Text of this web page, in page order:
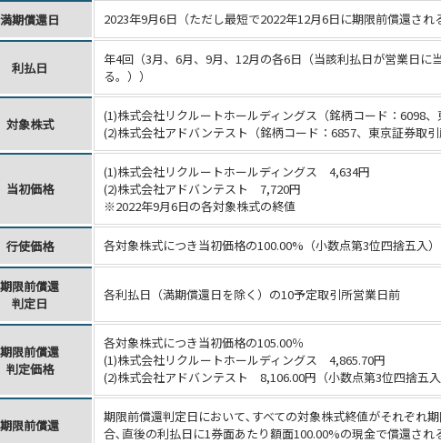
満期償還日 2023年9月6日（ただし最短で2022年12月6日に期限前償還され
利払日
年4回（3月、6月、9月、12月の各6日（当該利払日が営業日に
る。））
対象株式
(1)株式会社リクルートホールディングス（銘柄コード：6098、
(2)株式会社アドバンテスト（銘柄コード：6857、東京証券取引
当初価格
(1)株式会社リクルートホールディングス 4,634円
(2)株式会社アドバンテスト 7,720円
※2022年9月6日の各対象株式の終値
行使価格 各対象株式につき当初価格の100.00%（小数点第3位四捨五入）
期限前償還
判定日
各利払日（満期償還日を除く）の10予定取引所営業日前
期限前償還
判定価格
各対象株式につき当初価格の105.00％
(1)株式会社リクルートホールディングス 4,865.70円
(2)株式会社アドバンテスト 8,106.00円（小数点第3位四捨五入
期限前償還
期限前償還判定日において､すべての対象株式終値がそれぞれ
合､直後の利払日に1券面あたり額面100.00%の現金で償還され